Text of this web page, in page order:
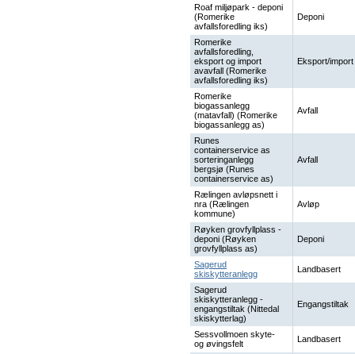
Roaf miljøpark - deponi
(Romerike
avfallsforedling iks)
Deponi
Romerike
avfallsforedling,
eksport og import
avavfall (Romerike
avfallsforedling iks)
Eksport/import
Romerike
biogassanlegg
(matavfall) (Romerike
biogassanlegg as)
Avfall
Runes
containerservice as
sorteringanlegg
bergsjø (Runes
containerservice as)
Avfall
Rælingen avløpsnett i
nra (Rælingen
kommune)
Avløp
Røyken grovfyllplass -
deponi (Røyken
grovfyllplass as)
Deponi
Sagerud
skiskytteranlegg
Landbasert
Sagerud
skiskytteranlegg -
engangstiltak (Nittedal
skiskytterlag)
Engangstiltak
Sessvollmoen skyte-
og øvingsfelt
Landbasert